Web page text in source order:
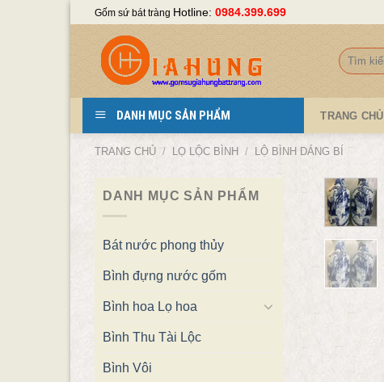
Skip
content
Gốm sứ bát tràng Hotline: 0984.399.699
Tìm
kiếm:
DANH MỤC SẢN PHẨM TRANG CHỦ
TRANG CHỦ / LỌ LỘC BÌNH / LỘ BÌNH DÁNG BÍ
DANH MỤC SẢN PHẨM
Bát nước phong thủy
Bình đựng nước gốm
Bình hoa Lọ hoa
Bình Thu Tài Lộc
Bình Vôi